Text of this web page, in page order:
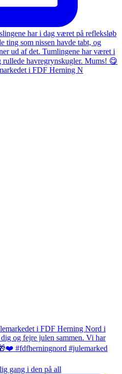
i FDF Herning N
gang i den på all